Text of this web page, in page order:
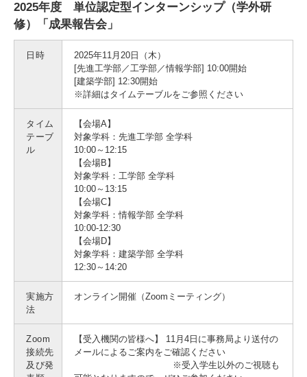
3. #KUTE VOICE エンジニアリーダーたちの声
5. 遠隔授業リンク集
2025年度 単位認定型インターンシップ（学外研
修）「成果報告会」
日時
2025年11月20日（木）
[先進工学部／工学部／情報学部] 10:00開始
[建築学部] 12:30開始
※詳細はタイムテーブルをご参照ください
タイム
テーブ
ル
【会場A】
対象学科：先進工学部 全学科
10:00～12:15
【会場B】
対象学科：工学部 全学科
10:00～13:15
【会場C】
対象学科：情報学部 全学科
10:00-12:30
【会場D】
対象学科：建築学部 全学科
12:30～14:20
実施方
法
オンライン開催（Zoomミーティング）
Zoom
接続先
及び発
【受入機関の皆様へ】 11月4日に事務局より送付の
メールによるご案内をご確認ください
※受入学生以外のご視聴も